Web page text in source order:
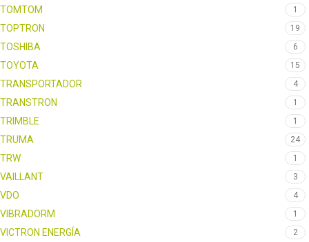
TOMTOM 1
TOPTRON 19
TOSHIBA 6
TOYOTA 15
TRANSPORTADOR 4
TRANSTRON 1
TRIMBLE 1
TRUMA 24
TRW 1
VAILLANT 3
VDO 4
VIBRADORM 1
VICTRON ENERGÍA 2